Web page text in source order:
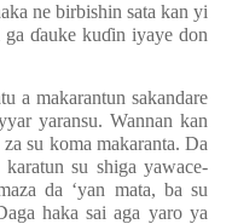
ne birbishin sata kan yi
ga ɗauke kuɗin iyaye don
a makarantun sakandare
yaransu. Wannan kan
su koma makaranta. Da
su shiga yawace-
da ‘yan mata, ba su
haka sai aga yaro ya